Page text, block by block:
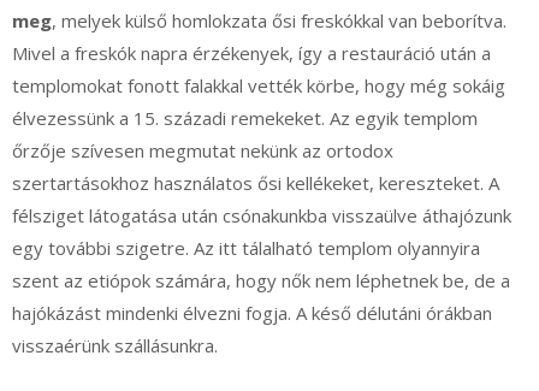
meg, melyek külső homlokzata ősi freskókkal van beborítva.
Mivel a freskók napra érzékenyek, így a restauráció után a
templomokat fonott falakkal vették körbe, hogy még sokáig
élvezessünk a 15. századi remekeket. Az egyik templom
őrzője szívesen megmutat nekünk az ortodox
szertartásokhoz használatos ősi kellékeket, kereszteket. A
félsziget látogatása után csónakunkba visszaülve áthajózunk
egy további szigetre. Az itt tálalható templom olyannyira
szent az etiópok számára, hogy nők nem léphetnek be, de a
hajókázást mindenki élvezni fogja. A késő délutáni órákban
visszaérünk szállásunkra.